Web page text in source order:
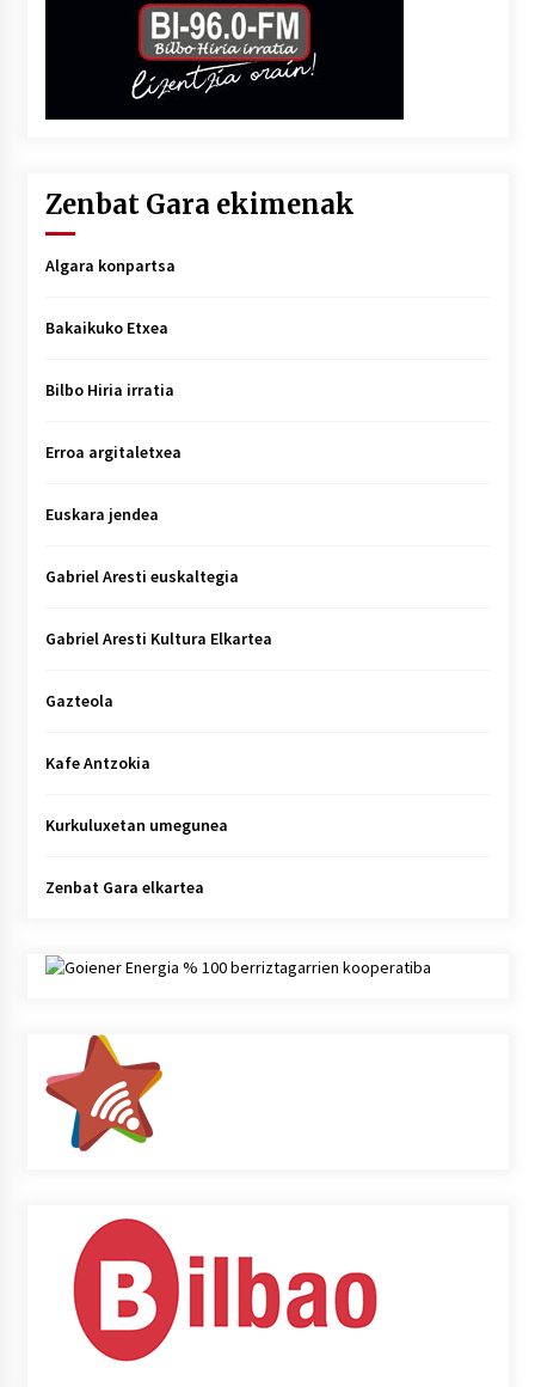
Zenbat Gara ekimenak
Algara konpartsa
Bakaikuko Etxea
Bilbo Hiria irratia
Erroa argitaletxea
Euskara jendea
Gabriel Aresti euskaltegia
Gabriel Aresti Kultura Elkartea
Gazteola
Kafe Antzokia
Kurkuluxetan umegunea
Zenbat Gara elkartea